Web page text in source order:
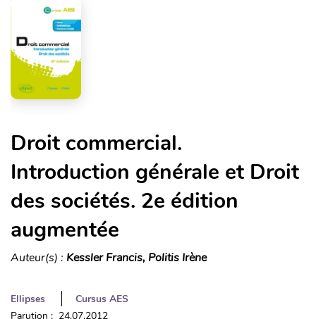
Droit commercial.
Introduction générale et Droit
des sociétés. 2e édition
augmentée
Auteur(s) : Kessler Francis, Politis Irène
Ellipses
Cursus AES
Parution : 24.07.2012